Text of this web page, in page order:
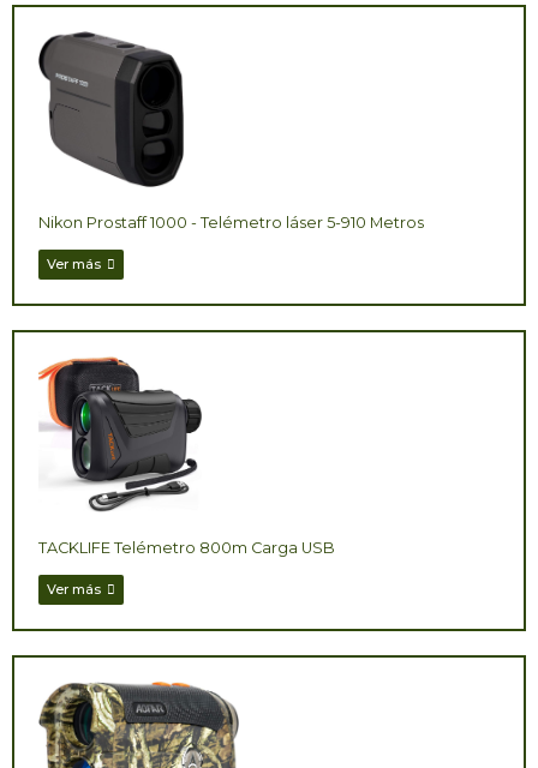
Nikon Prostaff 1000 - Telémetro láser 5-910 Metros
Ver más
TACKLIFE Telémetro 800m Carga USB
Ver más